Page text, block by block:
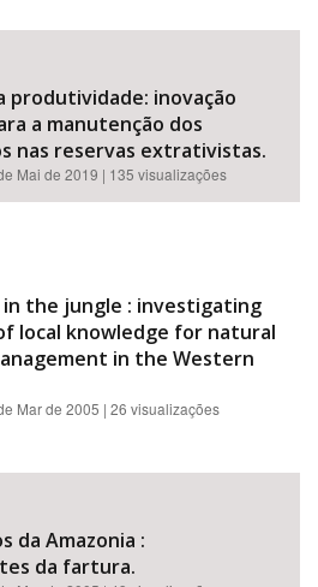
produtividade: inovação
a manutenção dos
nas reservas extrativistas.
Mai de 2019 | 135 visualizações
in the jungle : investigating
local knowledge for natural
in the Western
Mar de 2005 | 26 visualizações
da Amazonia :
da fartura.